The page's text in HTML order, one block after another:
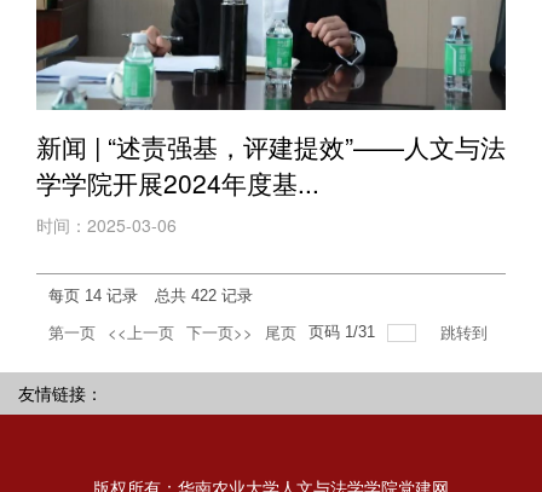
新闻 | “述责强基，评建提效”——人文与法
学学院开展2024年度基...
时间：2025-03-06
每页 14 记录 总共 422 记录
第一页 <<上一页 下一页>> 尾页 页码 1 /31 跳转到
友情链接：
版权所有：华南农业大学人文与法学学院党建网